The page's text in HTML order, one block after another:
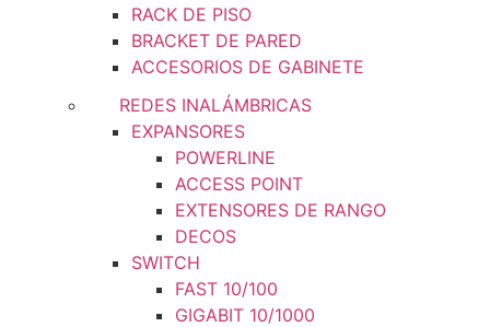
RACK DE PISO
BRACKET DE PARED
ACCESORIOS DE GABINETE
REDES INALÁMBRICAS
EXPANSORES
POWERLINE
ACCESS POINT
EXTENSORES DE RANGO
DECOS
SWITCH
FAST 10/100
GIGABIT 10/1000